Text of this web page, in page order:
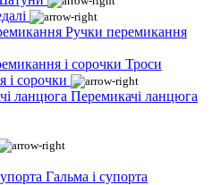
Ручки перемикання
Троси
і сорочки
Перемикачі ланцюга
Гальма і супорта